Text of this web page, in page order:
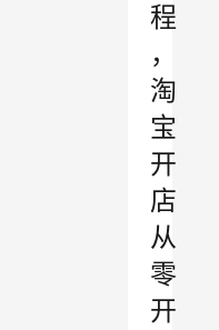
程
，
淘
宝
开
店
从
零
开